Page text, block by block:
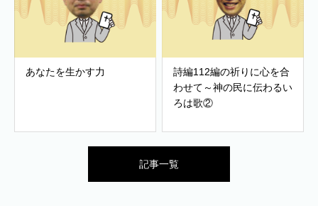
あなたを生かす力
詩編112編の祈りに心を合
わせて～神の民に伝わるい
ろは歌②
記事一覧